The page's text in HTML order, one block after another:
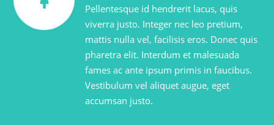
Pellentesque id hendrerit lacus, quis
viverra justo. Integer nec leo pretium,
mattis nulla vel, facilisis eros. Donec quis
pharetra elit. Interdum et malesuada
fames ac ante ipsum primis in faucibus.
Vestibulum vel aliquet augue, eget
accumsan justo.